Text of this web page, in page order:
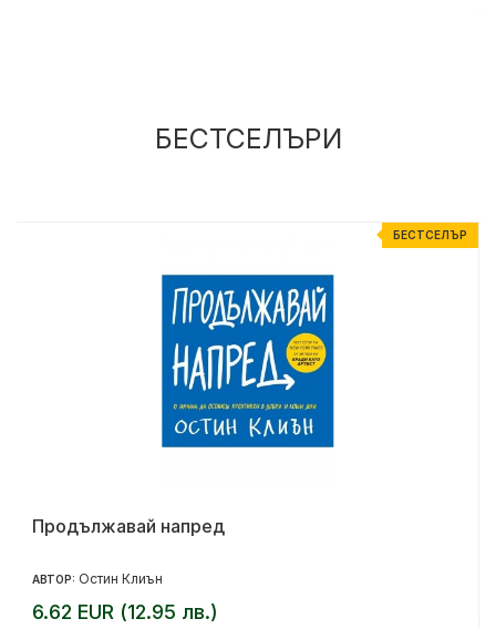
БЕСТСЕЛЪРИ
БЕСТСЕЛЪР
Продължавай напред
АВТОР: Остин Клиън
6.62 EUR (12.95 лв.)